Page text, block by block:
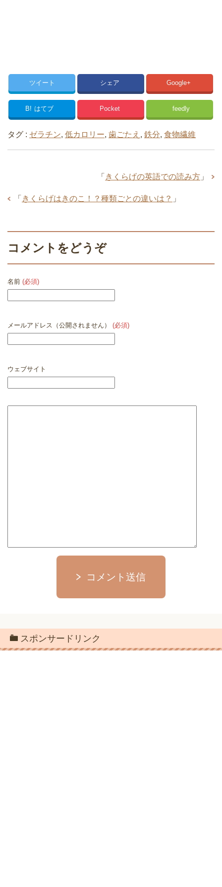
ツイート シェア Google+
B! はてブ Pocket feedly
タグ : ゼラチン, 低カロリー, 歯ごたえ , 鉄分, 食物繊維
「 きくらげの英語での読み方 」
「 きくらげはきのこ！？種類ごとの違いは？ 」
コメントをどうぞ
名前 (必須)
メールアドレス（公開されません） (必須)
ウェブサイト
コメント送信
スポンサードリンク